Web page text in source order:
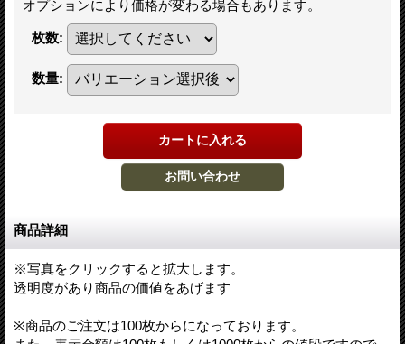
オプションにより価格が変わる場合もあります。
枚数:
数量:
商品詳細
※写真をクリックすると拡大します。
透明度があり商品の価値をあげます
※商品のご注文は100枚からになっております。